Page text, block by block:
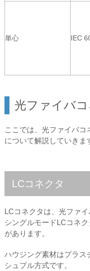
単心 IEC
光ファイバ
ここでは、光ファイバ
について解説していきま
LCコネクタ
LCコネクタは、光ファ
シングルモードLCコネ
があります。
ハウジング素材はプラス
シュプル方式です。